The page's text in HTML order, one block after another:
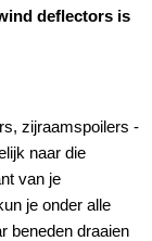
deflectors is
zijraamspoilers -
naar die
van je
je onder alle
beneden draaien